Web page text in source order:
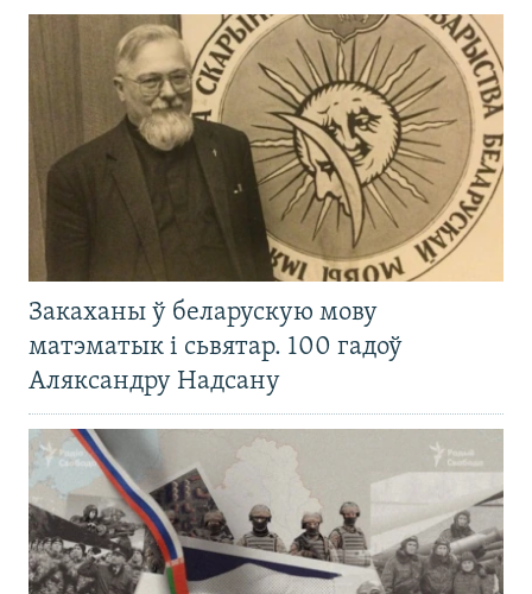
Закаханы ў беларускую мову
матэматык і сьвятар. 100 гадоў
Аляксандру Надсану